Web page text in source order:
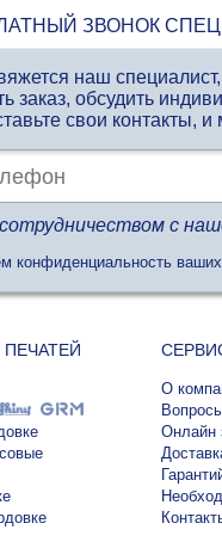
ЗВОНОК
наш
заказ, обсудить
свои контакты,
с
конфиденциальность
О
Онлайн